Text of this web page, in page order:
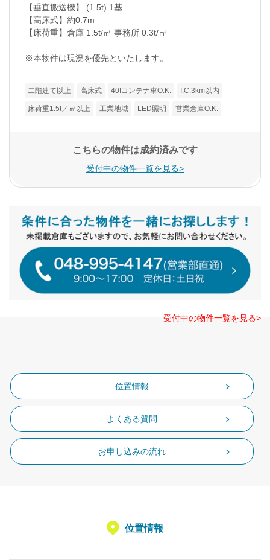
【垂直搬送機】 (1.5t) 1基
【高床式】約0.7m
【床荷重】倉庫 1.5t/㎡ 事務所 0.3t/㎡
※本物件は現況を優先といたします。
二階建て以上 高床式 40fコンテナ車O.K. I.C.3km以内
床荷重1.5t／㎡以上 工業地域 LED照明 営業倉庫O.K.
こちらの物件は成約済みです
受付中の物件一覧を見る>
受付中の物件一覧を見る>
位置情報
よくある質問
お申し込みの流れ
位置情報